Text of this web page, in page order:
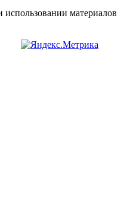
материалов